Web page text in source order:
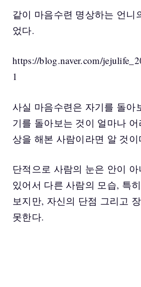
같이 마음수련 명상하는 언니
었다.
https://blog.naver.com/
1
사실 마음수련은 자기를 돌아
기를 돌아보는 것이 얼마나
상을 해본 사람이라면 알 것이
단적으로 사람의 눈은 안이
있어서 다른 사람의 모습, 특
보지만, 자신의 단점 그리고
못한다.